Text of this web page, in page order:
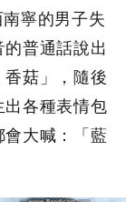
寧的男子失
普通話說出
香菇」，隨後
出各種表情包
會大喊：「藍